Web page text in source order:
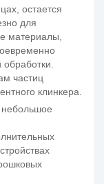
остается
для
материалы,
частиц
клинкера.
небольшое